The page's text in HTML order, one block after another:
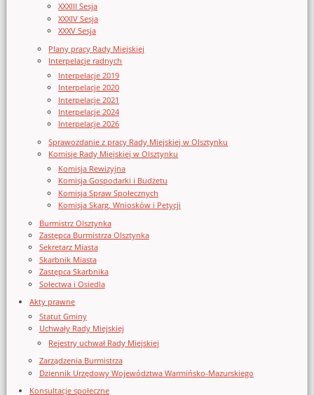
XXXIII Sesja
XXXIV Sesja
XXXV Sesja
Plany pracy Rady Miejskiej
Interpelacje radnych
Interpelacje 2019
Interpelacje 2020
Interpelacje 2021
Interpelacje 2024
Interpelacje 2026
Sprawozdanie z pracy Rady Miejskiej w Olsztynku
Komisje Rady Miejskiej w Olsztynku
Komisja Rewizyjna
Komisja Gospodarki i Budżetu
Komisja Spraw Społecznych
Komisja Skarg, Wniosków i Petycji
Burmistrz Olsztynka
Zastępca Burmistrza Olsztynka
Sekretarz Miasta
Skarbnik Miasta
Zastępca Skarbnika
Sołectwa i Osiedla
Akty prawne
Statut Gminy
Uchwały Rady Miejskiej
Rejestry uchwał Rady Miejskiej
Zarządzenia Burmistrza
Dziennik Urzędowy Województwa Warmińsko-Mazurskiego
Konsultacje społeczne